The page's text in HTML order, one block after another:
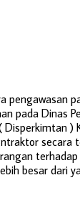
pengawasan
pada Dinas
Disperkimtan )
secara
besar dari